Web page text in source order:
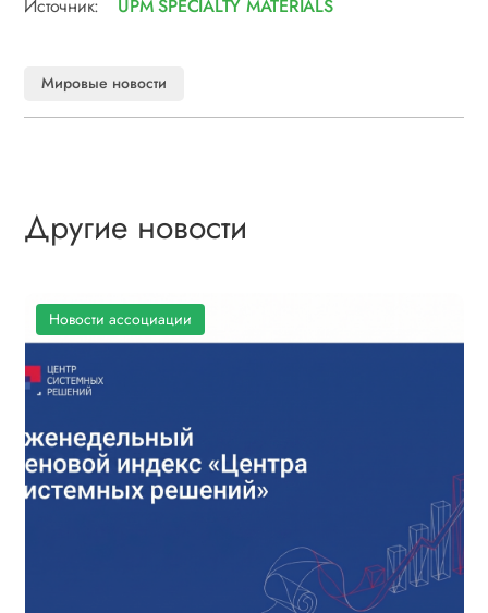
Источник: UPM SPECIALTY MATERIALS
Мировые новости
Другие новости
Новости ассоциации